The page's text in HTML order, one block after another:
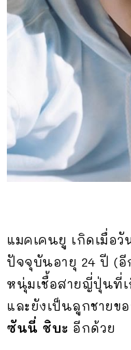
แมคเคนยู เกิดเมื่อ
ปัจจุบันอายุ 24 ปี (อี
หนุ่มเชื้อสายญี่ปุ่นที่
และยังเป็นลูกชายข
ซันนี่ ชิบะ อีกด้วย